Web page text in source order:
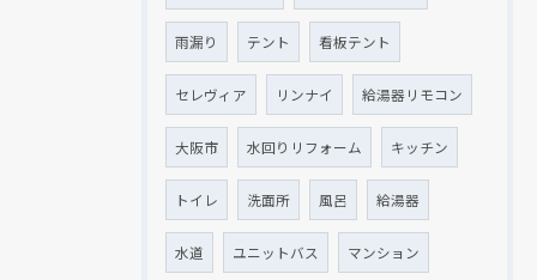
雨漏り テント 看板テント
セレヴィア リンナイ 給湯器リモコン
大阪市 水回りリフォーム キッチン
トイレ 洗面所 風呂 給湯器
水道 ユニットバス マンション